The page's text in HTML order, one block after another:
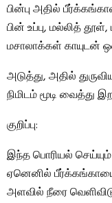
பின்பு அதில்
பின் உப்பு, மல்லித்
மசாலாக்கள் காயுடன்
அடுத்து, அதில்
நிமிடம் மூடி வைத்து
குறிப்பு:
இந்த பொரியல்
ஏனெனில்
அளவில் நீரை